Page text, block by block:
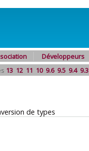
Développeurs
13 12 11 10 9.6 9.5 9.4 9.3
de types